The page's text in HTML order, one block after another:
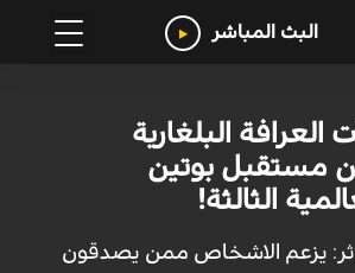
البث المباشر
البلغارية
مستقبل بوتين
الثالثة!
يزعم الاشخاص ممن يصدقون